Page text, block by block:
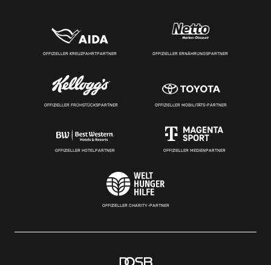
OFFIZIELLER KREUZFAHRTPARTNER OFFIZIELLER ERNÄHRUNGSPARTNER
OFFIZIELLER FRÜHSTÜCKSPARTNER OFFIZIELLER MOBILITÄTS-PARTNER
OFFIZIELLER HOTELPARTNER OFFIZIELLER MEDIENPARTNER
OFFIZIELLER CHARITY-PARTNER